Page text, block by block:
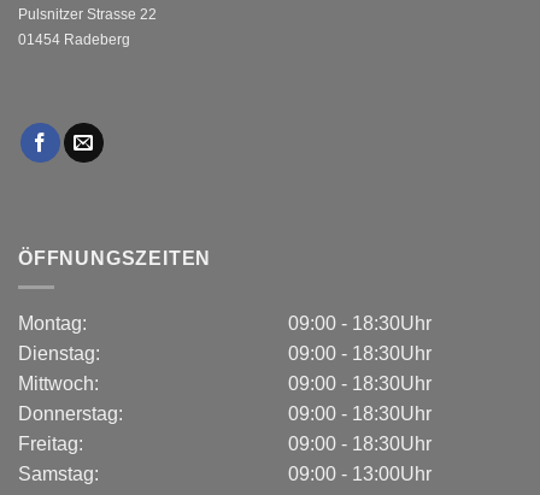
Pulsnitzer Strasse 22
01454 Radeberg
ÖFFNUNGSZEITEN
Montag:
Dienstag:
Mittwoch:
Donnerstag:
Freitag:
Samstag:
09:00 - 18:30Uhr
09:00 - 18:30Uhr
09:00 - 18:30Uhr
09:00 - 18:30Uhr
09:00 - 18:30Uhr
09:00 - 13:00Uhr